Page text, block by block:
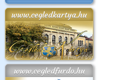
www.cegledkartya.hu
www.cegledfurdo.hu